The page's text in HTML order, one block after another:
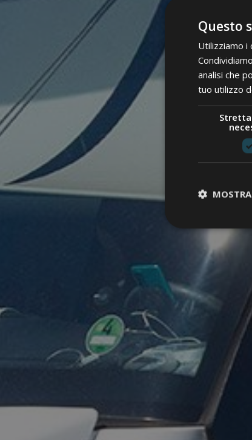
Questo
Utilizziamo i
analisi che
tuo utilizzo